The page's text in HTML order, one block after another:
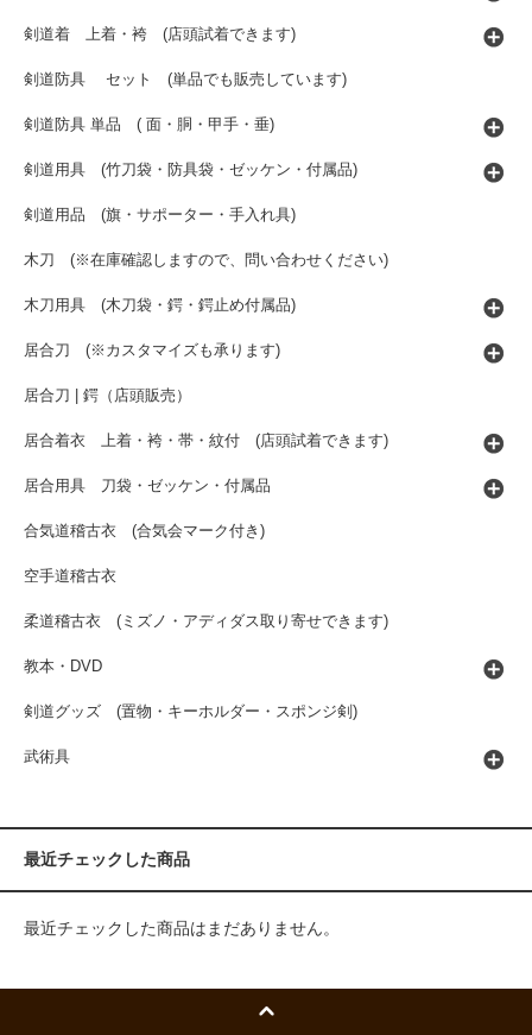
剣道着 上着・袴 (店頭試着できます)
剣道防具 セット (単品でも販売しています)
剣道防具 単品 ( 面・胴・甲手・垂)
剣道用具 (竹刀袋・防具袋・ゼッケン・付属品)
剣道用品 (旗・サポーター・手入れ具)
木刀 (※在庫確認しますので、問い合わせください)
木刀用具 (木刀袋・鍔・鍔止め付属品)
居合刀 (※カスタマイズも承ります)
居合刀 | 鍔（店頭販売）
居合着衣 上着・袴・帯・紋付 (店頭試着できます)
居合用具 刀袋・ゼッケン・付属品
合気道稽古衣 (合気会マーク付き)
空手道稽古衣
柔道稽古衣 (ミズノ・アディダス取り寄せできます)
教本・DVD
剣道グッズ (置物・キーホルダー・スポンジ剣)
武術具
最近チェックした商品
最近チェックした商品はまだありません。